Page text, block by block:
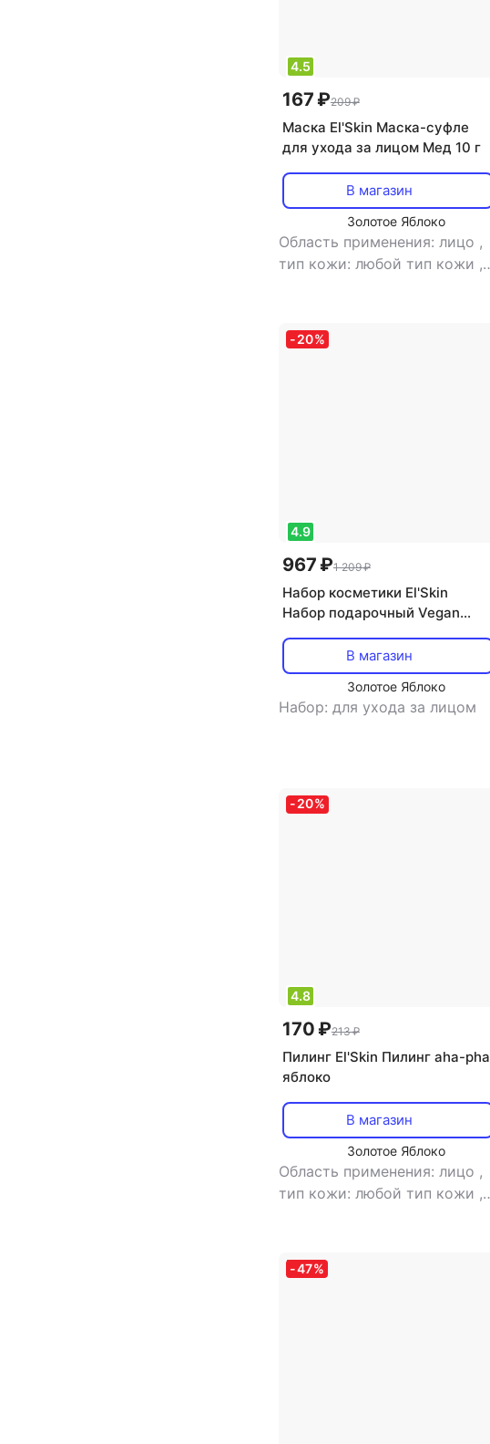
4.5
167 ₽209 ₽
Маска El'Skin Маска-суфле
для ухода за лицом Мед 10 г
В магазин
Золотое Яблоко
Область применения: лицо ,
тип кожи: любой тип кожи ,
тонизирующий, увлажнение
-20%
4.9
967 ₽1 209 ₽
Набор косметики El'Skin
Набор подарочный Vegan
В магазин
Золотое Яблоко
Набор: для ухода за лицом
-20%
4.8
170 ₽213 ₽
Пилинг El'Skin Пилинг aha-pha
яблоко
В магазин
Золотое Яблоко
Область применения: лицо ,
тип кожи: любой тип кожи ,
отшелушивающий, очищение
-47%